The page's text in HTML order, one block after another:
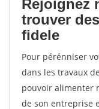
Rejoignez
trouver
fidele
Pour pérénniser
dans les travaux
pouvoir alimenter
de son entreprise